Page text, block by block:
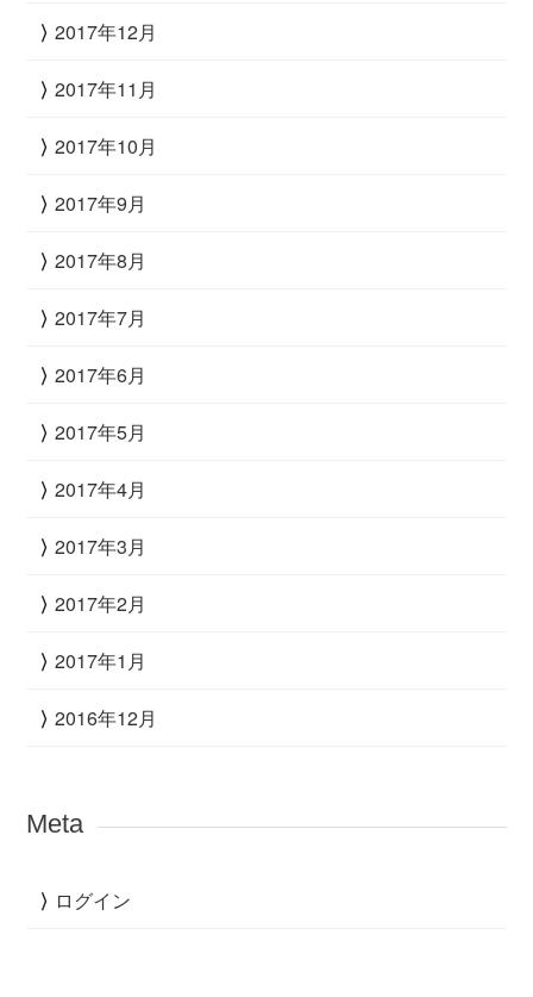
2017年12月
2017年11月
2017年10月
2017年9月
2017年8月
2017年7月
2017年6月
2017年5月
2017年4月
2017年3月
2017年2月
2017年1月
2016年12月
Meta
ログイン